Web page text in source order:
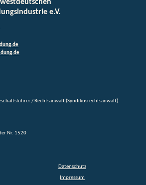
e.V.
/ Rechtsanwalt (Syndikusrechtsanwalt)
Nr. 1520
Datenschutz
Impressum